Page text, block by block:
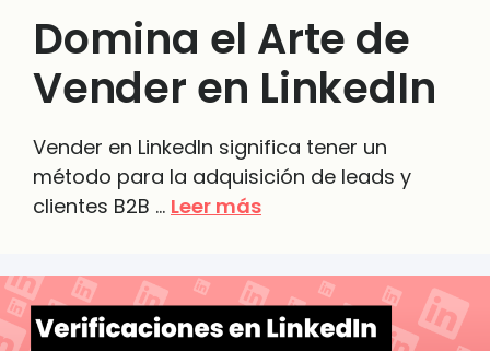
Domina el Arte de
Vender en LinkedIn
Vender en LinkedIn significa tener un
método para la adquisición de leads y
clientes B2B … Leer más